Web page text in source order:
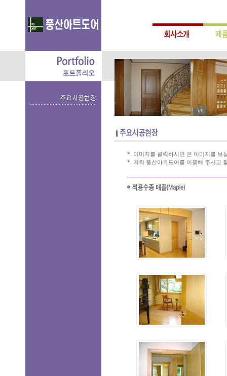
*. 이미지를 클릭하시면 큰 이미지를 보
*. 저희 풍산아트도어를 이용해 주시고